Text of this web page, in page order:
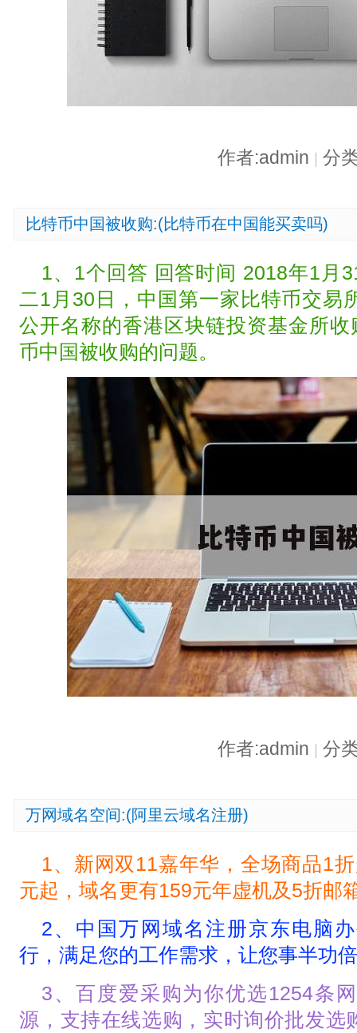
作者:admin 分
比特币中国被收购:(比特币在中国能买卖吗)
1、1个回答 回答时间 2018年1月
二1月30日，中国第一家比特币交易
公开名称的香港区块链投资基金所
币中国被收购的问题。
作者:admin | 分
万网域名空间:(阿里云域名注册)
1、新网双11嘉年华，全场商品1
元起，域名更有159元年虚机及5折邮
2、中国万网域名注册京东电脑
行，满足您的工作需求，让您事半功
3、百度爱采购为你优选1254条
源，支持在线选购，实时询价批发选